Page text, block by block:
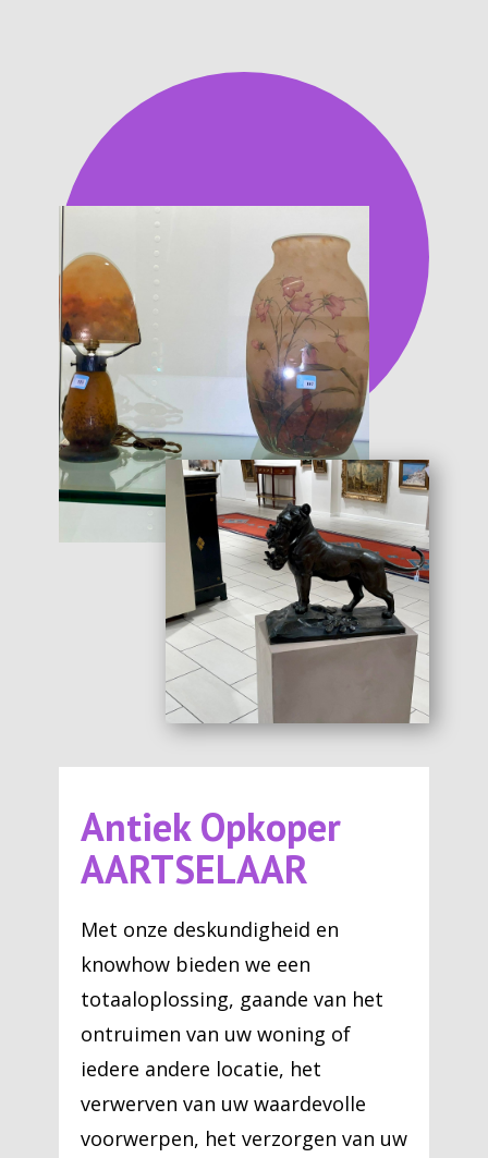
Antiek Opkoper
AARTSELAAR
Met onze deskundigheid en
knowhow bieden we een
totaaloplossing, gaande van het
ontruimen van uw woning of
iedere andere locatie, het
verwerven van uw waardevolle
voorwerpen, het verzorgen van uw